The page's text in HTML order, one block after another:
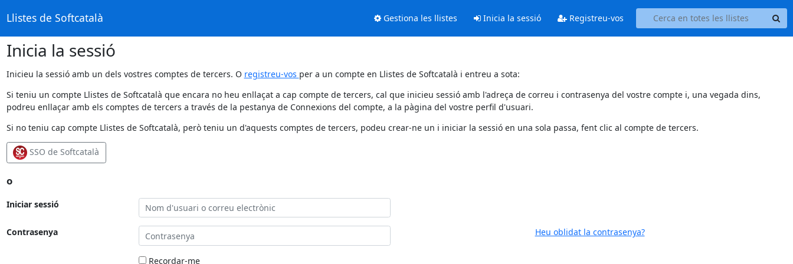
Llistes de Softcatalà Gestiona les llistes Inicia la sessió Registreu-vos
Inicia la sessió
Inicieu la sessió amb un dels vostres comptes de tercers. O registreu-vos per a un compte en Llistes de Softcatalà i entreu a sota:
Si teniu un compte Llistes de Softcatalà que encara no heu enllaçat a cap compte de tercers, cal que inicieu sessió amb l'adreça de correu i contrasenya del vostre compte i, una vegada dins,
podreu enllaçar amb els comptes de tercers a través de la pestanya de Connexions del compte, a la pàgina del vostre perfil d'usuari.
Si no teniu cap compte Llistes de Softcatalà, però teniu un d'aquests comptes de tercers, podeu crear-ne un i iniciar la sessió en una sola passa, fent clic al compte de tercers.
SSO de Softcatalà
o
Iniciar sessió
Contrasenya Heu oblidat la contrasenya?
Recordar-me